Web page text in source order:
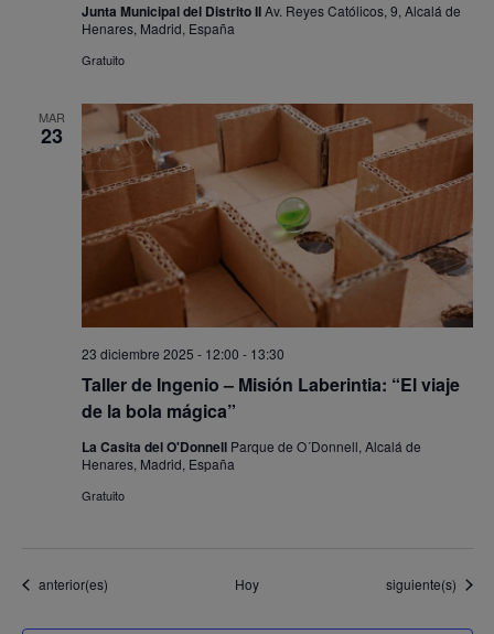
Junta Municipal del Distrito IIAv. Reyes Católicos, 9, Alcalá de
Henares, Madrid, España
Gratuito
MAR
23
Taller de Ingenio – Misión Laberintia: “El viaje
de la bola mágica”
23 diciembre 2025 - 12:00 - 13:30
La Casita del O'Donnell Parque de O´Donnell, Alcalá de
Henares, Madrid, España
Gratuito
Eventos
anterior(es) Hoy Eventos
siguiente(s)